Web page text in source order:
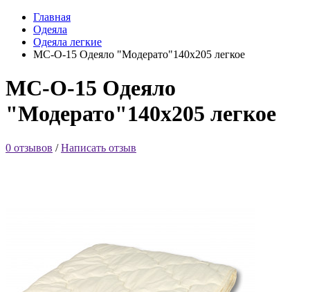
Главная
Одеяла
Одеяла легкие
МС-О-15 Одеяло "Модерато"140х205 легкое
МС-О-15 Одеяло
"Модерато"140х205 легкое
0 отзывов /Написать отзыв